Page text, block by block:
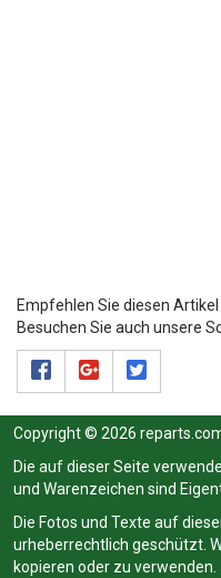
Empfehlen Sie diesen Artikel
Besuchen Sie auch unsere
Copyright © 2026
Die auf dieser Seite
und Warenzeichen sind
Die Fotos und Texte auf
urheberrechtlich geschützt.
kopieren oder zu verwenden.